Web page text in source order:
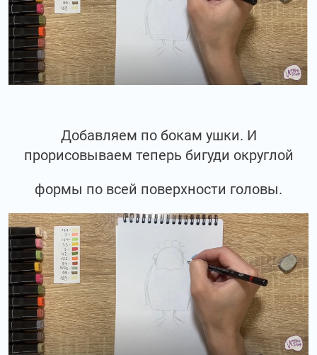
Добавляем по бокам ушки. И
прорисовываем теперь бигуди округлой
формы по всей поверхности головы.